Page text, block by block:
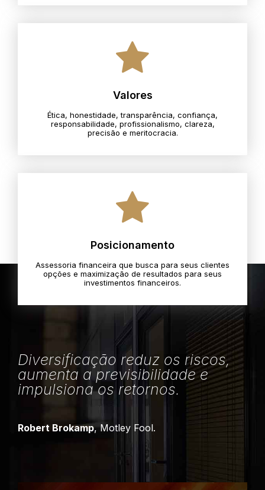
Valores
Ética, honestidade, transparência, confiança,
responsabilidade, profissionalismo, clareza,
precisão e meritocracia.​
Posicionamento
Assessoria financeira que busca para seus clientes
opções e maximização de resultados para seus
investimentos financeiros.
Diversificação reduz os riscos,
aumenta a previsibilidade e
impulsiona os retornos.
Robert Brokamp, Motley Fool.